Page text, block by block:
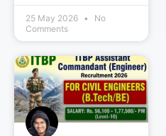
25 May 2026
No
Comments